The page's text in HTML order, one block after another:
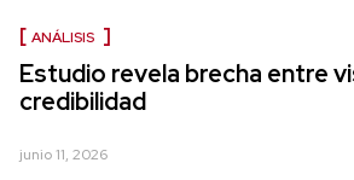
ANÁLISIS
Estudio revela brecha entre
credibilidad
junio 11, 2026